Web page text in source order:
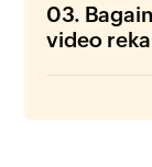
03.
video